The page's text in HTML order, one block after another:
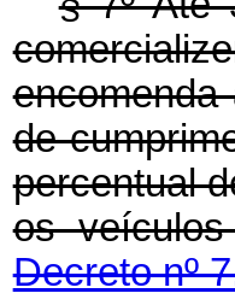
encomenda
de
percentual
os
Decreto nº